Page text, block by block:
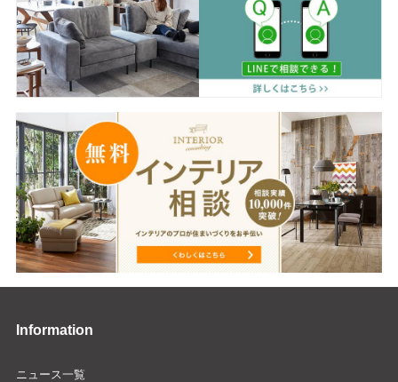
Information
ニュース一覧